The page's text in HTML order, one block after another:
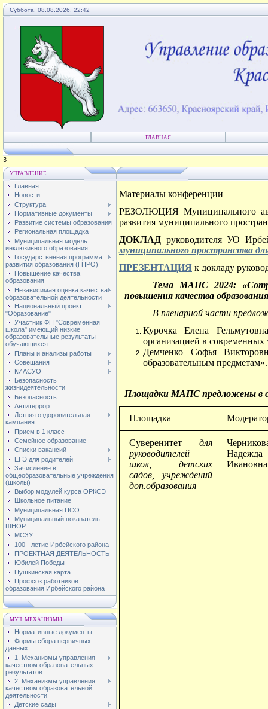
Суббота, 08.08.2026, 22:42
ГЛАВНАЯ
4
УПРАВЛЕНИЕ
Главная
Новости
Структура
Нормативные документы
Развитие системы образования
Региональная площадка
Муниципальная модель
инклюзивного образования
Государственная программа
развития образования (ГПРО)
Повышение качества
образования
Независимая оценка качества
образовательной деятельности
Национальный проект
"Образование"
Участник ФП "Современная
школа" имеющий низкие
образовательные результаты
обучающихся
Планы и анализы работы
Совещания
КИАСУО
Безопасность
жизнидеятельности
Безопасность
Антитеррор
Летняя оздоровительная
кампания
Прием в 1 класс
Семейное образование
Списки вакансий
ЕГЭ для родителей
Зачисление в
общеобразовательные учреждения
(школы)
Выбор модулей курса ОРКСЭ
Школьное питание
Муниципальная ПСО
Муниципальный показатель
ШНОР
МСЗУ
100 - летие Ирбейского района
ПРОЕКТНАЯ ДЕЯТЕЛЬНОСТЬ
Юбилей Победы
Пушкинская карта
Профсоз работников
образования Ирбейского района
МУН. МЕХАНИЗМЫ
Нормативные документы
Формы сбора первичных
данных
1. Механизмы управления
качеством образовательных
результатов
2. Механизмы управления
качеством образовательной
деятельности
Детские сады
Материалы конференции
РЕЗОЛЮЦИЯ Муниципального
развития муниципального
ДОКЛАД руководителя УО
муниципального пространства
ПРЕЗЕНТАЦИЯ к докладу
Тема МАПС 2024:
повышения качества
В пленарной части
Курочка Елена
организацией в современных
Демченко Софья
образовательным предметам».
Площадки МАПС предложены в
Площадка
Суверенитет – для
руководителей
школ, детских
садов, учреждений
доп.образования
Надежда
Ивановна